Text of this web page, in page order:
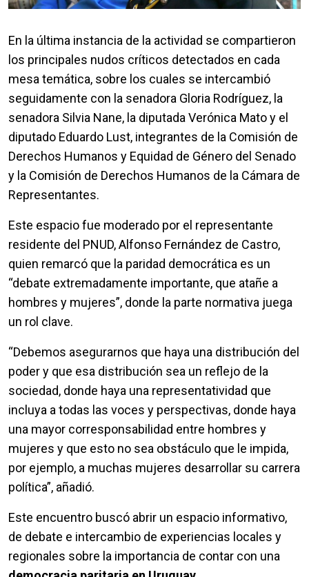
En la última instancia de la actividad se compartieron
los principales nudos críticos detectados en cada
mesa temática, sobre los cuales se intercambió
seguidamente con la senadora Gloria Rodríguez, la
senadora Silvia Nane, la diputada Verónica Mato y el
diputado Eduardo Lust, integrantes de la Comisión de
Derechos Humanos y Equidad de Género del Senado
y la Comisión de Derechos Humanos de la Cámara de
Representantes.
Este espacio fue moderado por el representante
residente del PNUD, Alfonso Fernández de Castro,
quien remarcó que la paridad democrática es un
“debate extremadamente importante, que atañe a
hombres y mujeres”, donde la parte normativa juega
un rol clave.
“Debemos asegurarnos que haya una distribución del
poder y que esa distribución sea un reflejo de la
sociedad, donde haya una representatividad que
incluya a todas las voces y perspectivas, donde haya
una mayor corresponsabilidad entre hombres y
mujeres y que esto no sea obstáculo que le impida,
por ejemplo, a muchas mujeres desarrollar su carrera
política”, añadió.
Este encuentro buscó abrir un espacio informativo,
de debate e intercambio de experiencias locales y
regionales sobre la importancia de contar con una